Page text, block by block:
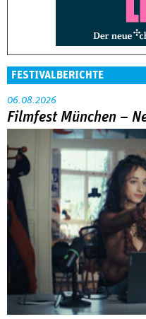
FESTIVALBERICHTE
06.08.2026
Filmfest München –